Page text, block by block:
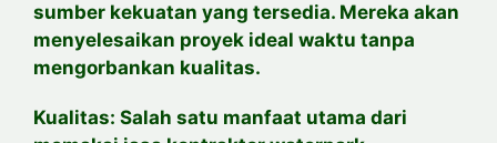
sumber kekuatan yang tersedia. Mereka akan
menyelesaikan proyek ideal waktu tanpa
mengorbankan kualitas.
Kualitas: Salah satu manfaat utama dari